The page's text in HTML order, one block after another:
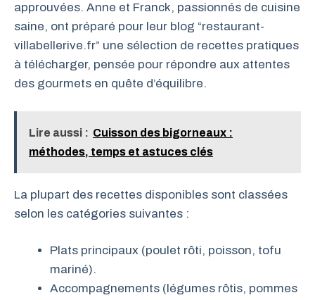
approuvées. Anne et Franck, passionnés de cuisine
saine, ont préparé pour leur blog “restaurant-
villabellerive.fr” une sélection de recettes pratiques
à télécharger, pensée pour répondre aux attentes
des gourmets en quête d’équilibre.
Lire aussi : Cuisson des bigorneaux :
méthodes, temps et astuces clés
La plupart des recettes disponibles sont classées
selon les catégories suivantes :
Plats principaux (poulet rôti, poisson, tofu
mariné).
Accompagnements (légumes rôtis, pommes